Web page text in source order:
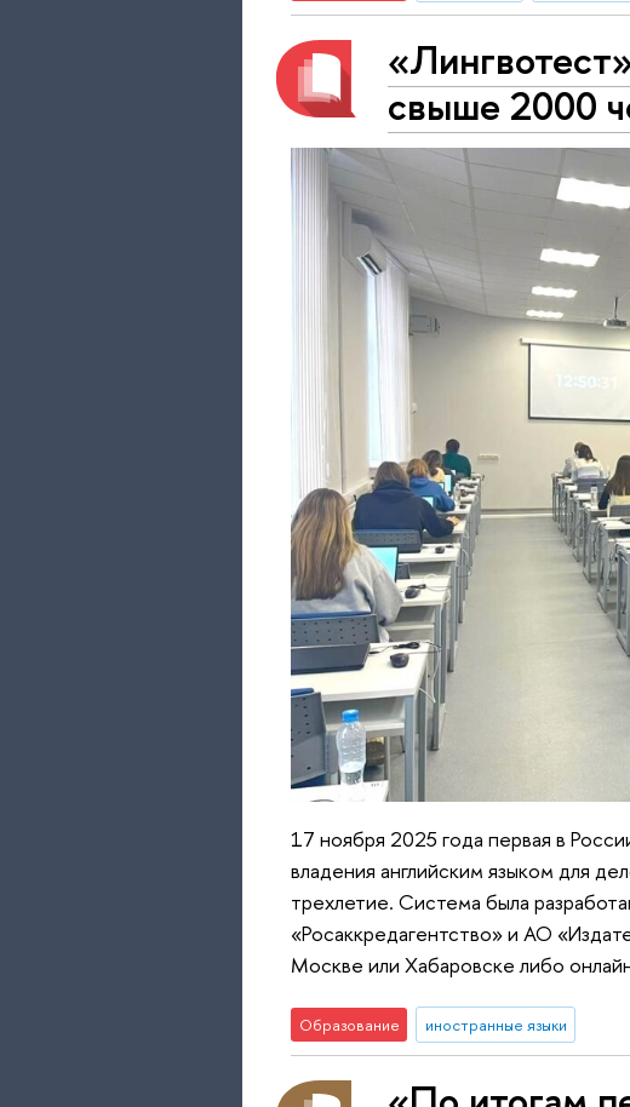
свыше 2000
17 ноября 2025 года первая в
владения английским языком для
трехлетие. Система была
«Росаккредагентство» и АО
Москве или Хабаровске либо
Образование иностранные языки